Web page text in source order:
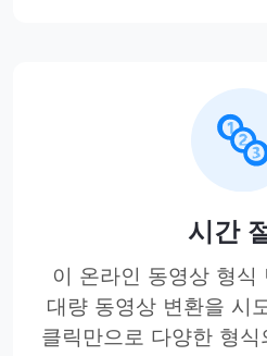
시간
이 온라인 동영상 형식
대량 동영상 변환을 시
클릭만으로 다양한 형